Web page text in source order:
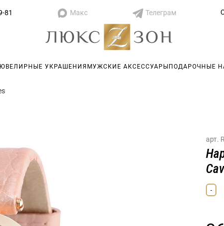
81 Макс Телеграм
ЮВЕЛИРНЫЕ УКРАШЕНИЯ МУЖСКИЕ АКСЕССУАРЫ ПОДАРОЧНЫЕ
арт.
-